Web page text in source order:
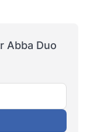
Abba Duo